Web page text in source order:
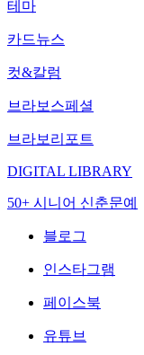
테마
카드뉴스
컷&칼럼
브라보스페셜
브라보리포트
DIGITAL LIBRARY
50+ 시니어 신춘문예
블로그
인스타그램
페이스북
유튜브